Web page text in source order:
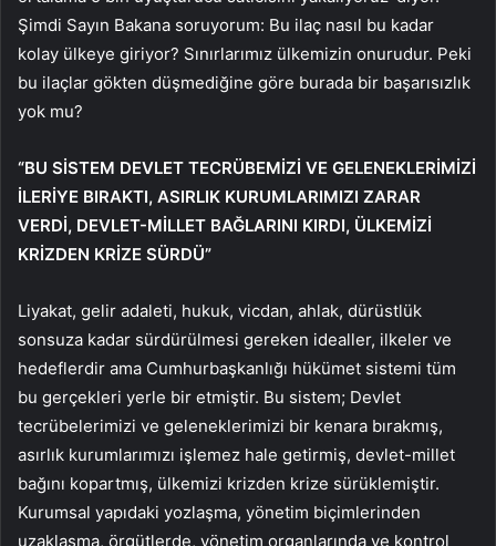
Şimdi Sayın Bakana soruyorum: Bu ilaç nasıl bu kadar
kolay ülkeye giriyor? Sınırlarımız ülkemizin onurudur. Peki
bu ilaçlar gökten düşmediğine göre burada bir başarısızlık
yok mu?
“BU SİSTEM DEVLET TECRÜBEMİZİ VE GELENEKLERİMİZİ
İLERİYE BIRAKTI, ASIRLIK KURUMLARIMIZI ZARAR
VERDİ, DEVLET-MİLLET BAĞLARINI KIRDI, ÜLKEMİZİ
KRİZDEN KRİZE SÜRDÜ”
Liyakat, gelir adaleti, hukuk, vicdan, ahlak, dürüstlük
sonsuza kadar sürdürülmesi gereken idealler, ilkeler ve
hedeflerdir ama Cumhurbaşkanlığı hükümet sistemi tüm
bu gerçekleri yerle bir etmiştir. Bu sistem; Devlet
tecrübelerimizi ve geleneklerimizi bir kenara bırakmış,
asırlık kurumlarımızı işlemez hale getirmiş, devlet-millet
bağını kopartmış, ülkemizi krizden krize sürüklemiştir.
Kurumsal yapıdaki yozlaşma, yönetim biçimlerinden
uzaklaşma, örgütlerde, yönetim organlarında ve kontrol